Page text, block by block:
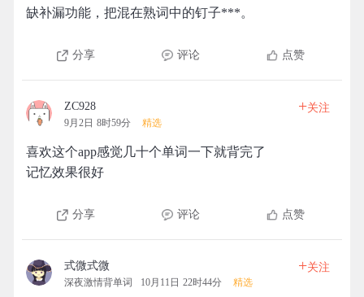
缺补漏功能，把混在熟词中的钉子***。
分享 评论 点赞
ZC928
9月2日 8时59分 精选
+关注
喜欢这个app感觉几十个单词一下就背完了
记忆效果很好
分享 评论 点赞
式微式微
深夜激情背单词 10月11日 22时44分 精选
+关注